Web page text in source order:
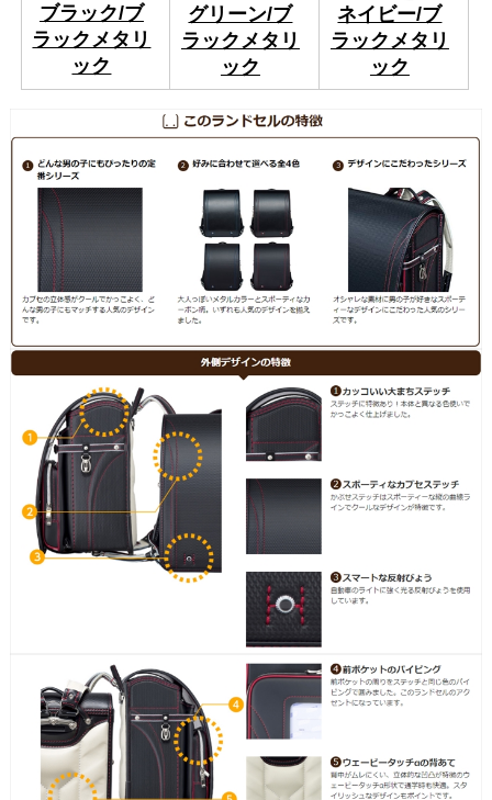
ブラック/ブ
ラックメタリ
ック
グリーン/ブ
ラックメタリ
ック
ネイビー/ブ
ラックメタリ
ック